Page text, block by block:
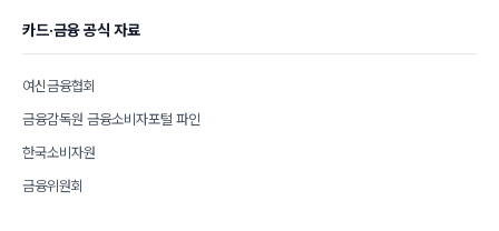
카드·금융 공식 자료
여신금융협회
금융감독원 금융소비자포털 파인
한국소비자원
금융위원회